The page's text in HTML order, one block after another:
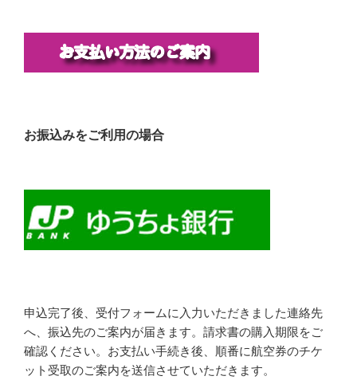
お振込みをご利用の場合
申込完了後、受付フォームに入力いただきました連絡先
へ、振込先のご案内が届きます。請求書の購入期限をご
確認ください。お支払い手続き後、順番に航空券のチケ
ット受取のご案内を送信させていただきます。